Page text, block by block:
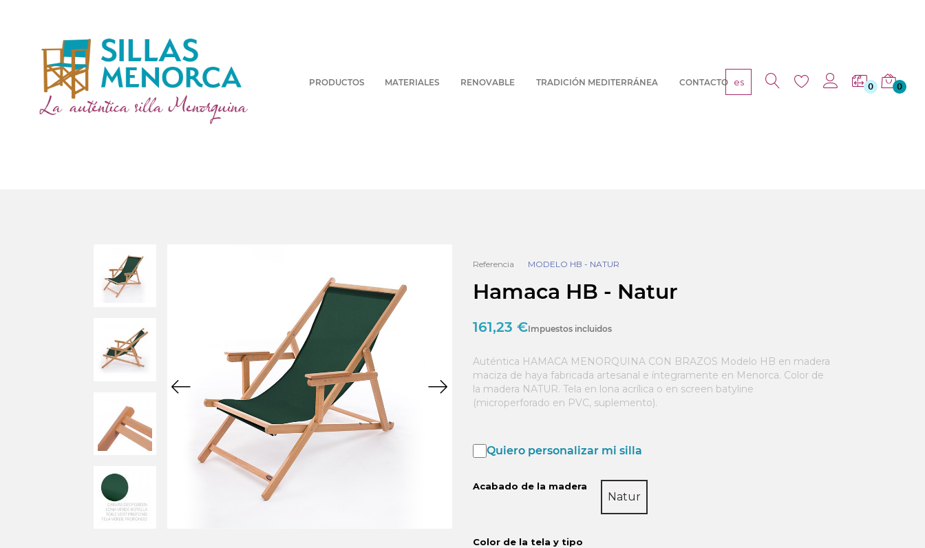
PRODUCTOS MATERIALES RENOVABLE TRADICIÓN MEDITERRÁNEA CONTACTO es 0 0
Referencia MODELO HB - NATUR
Hamaca HB - Natur
161,23 €Impuestos incluidos
Auténtica HAMACA MENORQUINA CON BRAZOS Modelo HB en madera
maciza de haya fabricada artesanal e íntegramente en Menorca. Color de
la madera NATUR. Tela en lona acrílica o en screen batyline
(microperforado en PVC, suplemento).
Quiero personalizar mi silla
Acabado de la madera
Natur
Color de la tela y tipo